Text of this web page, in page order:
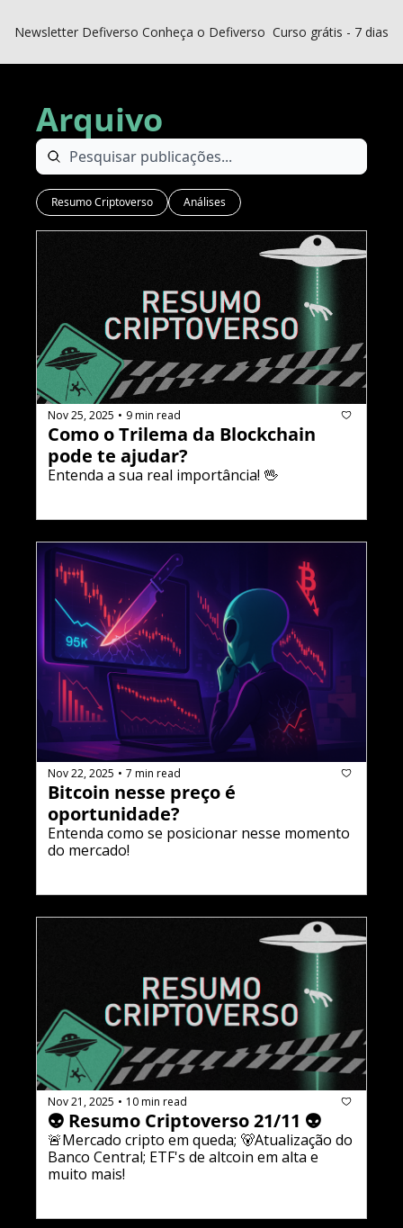
Newsletter Defiverso Conheça o Defiverso Curso grátis - 7 dias
Arquivo
Resumo Criptoverso Análises
Nov 25, 2025 • 9 min read
Como o Trilema da Blockchain
pode te ajudar?
Entenda a sua real importância! 🖖
Nov 22, 2025 • 7 min read
Bitcoin nesse preço é
oportunidade?
Entenda como se posicionar nesse momento
do mercado!
Nov 21, 2025 • 10 min read
👽 Resumo Criptoverso 21/11 👽
🚨Mercado cripto em queda; 🐻Atualização do
Banco Central; ETF's de altcoin em alta e
muito mais!